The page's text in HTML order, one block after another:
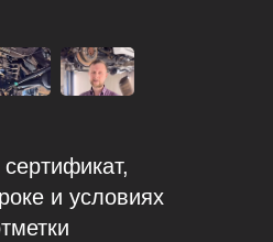
и условиях